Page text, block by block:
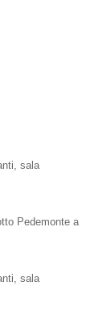
sala
Pedemonte a
sala